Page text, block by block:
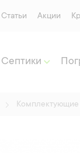
Статьи Акции
Септики
Комплектующие